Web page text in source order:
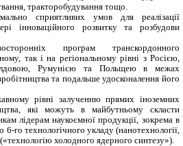
тракторобудування тощо.
сприятливих умов для реалізації
інноваційного розвитку та розбудови
програм транскордонного
так і на регіональному рівні з Росією,
Румунією та Польщею в межах
та подальше удосконалення його
рівні залученню прямих іноземних
які можуть в майбутньому скласти
лідерам наукоємної продукції, зокрема в
6-го технологічного укладу (нанотехнології,
холодного ядерного синтезу»).